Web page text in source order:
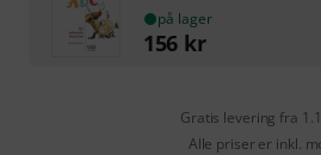
på lager
156 kr
Gratis levering fra
Alle priser er inkl.